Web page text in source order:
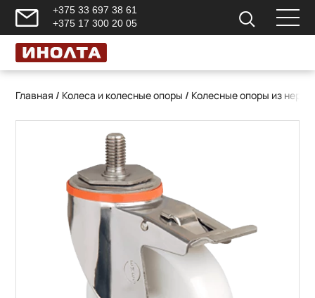
+375 33 697 38 61
+375 17 300 20 05
Главная / Колеса и колесные опоры / Колесные опоры из